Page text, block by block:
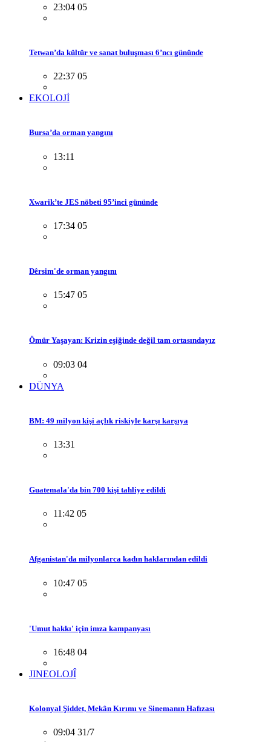
23:04 05
Tetwan’da kültür ve sanat buluşması 6’ncı gününde
22:37 05
EKOLOJİ
Bursa’da orman yangını
13:11
Xwarik’te JES nöbeti 95’inci gününde
17:34 05
Dêrsim'de orman yangını
15:47 05
Ömür Yaşayan: Krizin eşiğinde değil tam ortasındayız
09:03 04
DÜNYA
BM: 49 milyon kişi açlık riskiyle karşı karşıya
13:31
Guatemala'da bin 700 kişi tahliye edildi
11:42 05
Afganistan'da milyonlarca kadın haklarından edildi
10:47 05
'Umut hakkı' için imza kampanyası
16:48 04
JINEOLOJÎ
Kolonyal Şiddet, Mekân Kırımı ve Sinemanın Hafızası
09:04 31/7